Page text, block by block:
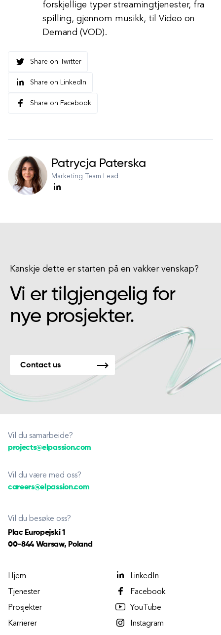
forskjellige typer streamingtjenester, fra
spilling, gjennom musikk, til Video on
Demand (VOD).
Share on Twitter
Share on LinkedIn
Share on Facebook
Patrycja Paterska
Marketing Team Lead
Kanskje dette er starten på en vakker venskap?
Vi er tilgjengelig for
nye prosjekter.
Contact us
Vil du samarbeide?
projects@elpassion.com
Vil du være med oss?
careers@elpassion.com
Vil du besøke oss?
Plac Europejski 1
00-844 Warsaw, Poland
Hjem
Tjenester
Prosjekter
Karrierer
LinkedIn
Facebook
YouTube
Instagram